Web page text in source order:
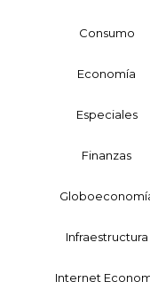
Consumo
Economía
Especiales
Finanzas
Infraestructura
Internet